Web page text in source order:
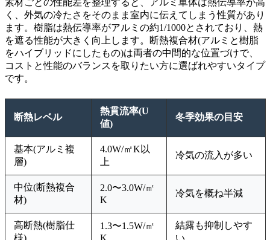
素材ごとの性能差を整理すると、アルミ単体は熱伝導率が高
く、外気の冷たさをそのまま室内に伝えてしまう性質があり
ます。樹脂は熱伝導率がアルミの約1/1000とされており、熱
を遮る性能が大きく向上します。断熱複合材(アルミと樹脂
をハイブリッドにしたもの)は両者の中間的な位置づけで、
コストと性能のバランスを取りたい方に選ばれやすいタイプ
です。
断熱レベル
熱貫流率(U
値)
冬季効果の目安
基本(アルミ複
層)
4.0W/㎡K以
上
冷気の流入が多い
中位(断熱複合
材)
2.0〜3.0W/㎡
K
冷気を概ね半減
高断熱(樹脂仕
1.3〜1.5W/㎡
結露も抑制しやす